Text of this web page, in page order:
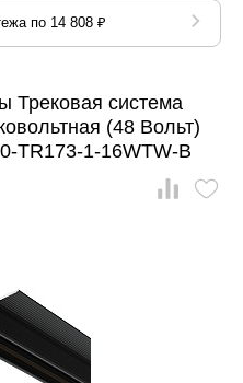
по 14 808 ₽
Трековая система
(48 Вольт)
TR173-1-16WTW-B